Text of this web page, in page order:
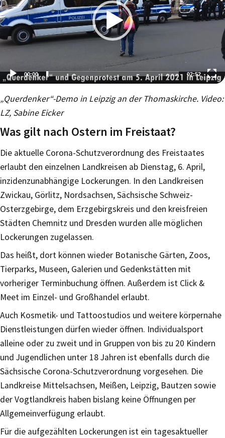
Player
00:00 02:52
„Querdenker“-Demo in Leipzig an der Thomaskirche. Video:
LZ, Sabine Eicker
Was gilt nach Ostern im Freistaat?
Die aktuelle Corona-Schutzverordnung des Freistaates
erlaubt den einzelnen Landkreisen ab Dienstag, 6. April,
inzidenzunabhängige Lockerungen. In den Landkreisen
Zwickau, Görlitz, Nordsachsen, Sächsische Schweiz-
Osterzgebirge, dem Erzgebirgskreis und den kreisfreien
Städten Chemnitz und Dresden wurden alle möglichen
Lockerungen zugelassen.
Das heißt, dort können wieder Botanische Gärten, Zoos,
Tierparks, Museen, Galerien und Gedenkstätten mit
vorheriger Terminbuchung öffnen. Außerdem ist Click &
Meet im Einzel- und Großhandel erlaubt.
Auch Kosmetik- und Tattoostudios und weitere körpernahe
Dienstleistungen dürfen wieder öffnen. Individualsport
alleine oder zu zweit und in Gruppen von bis zu 20 Kindern
und Jugendlichen unter 18 Jahren ist ebenfalls durch die
Sächsische Corona-Schutzverordnung vorgesehen. Die
Landkreise Mittelsachsen, Meißen, Leipzig, Bautzen sowie
der Vogtlandkreis haben bislang keine Öffnungen per
Allgemeinverfügung erlaubt.
Für die aufgezählten Lockerungen ist ein tagesaktueller